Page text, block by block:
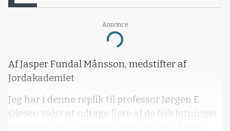
Annonce
Loading...
Af Jasper Fundal Månsson, medstifter af
Jordakademiet
Jeg har i denne replik til professor Jørgen E.
Olesen valgt at udtage flere af de fejlslutninger,